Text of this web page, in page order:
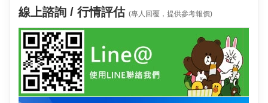
線上諮詢 / 行情評估 (專人回覆，提供參考報價)